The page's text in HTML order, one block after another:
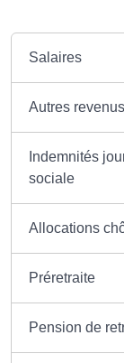
Salaires
Autres
Indemnités
sociale
Allocations
Préretraite
Pension de